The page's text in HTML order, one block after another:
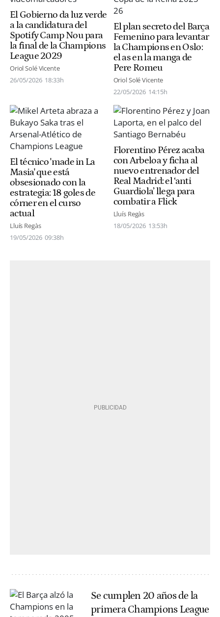
El Gobierno da luz verde
a la candidatura del
Spotify Camp Nou para
la final de la Champions
League 2029
Oriol Solé Vicente
26/05/2026 18:33h
El plan secreto del Barça
Femenino para levantar
la Champions en Oslo:
el as en la manga de
Pere Romeu
Oriol Solé Vicente
22/05/2026 14:15h
El técnico 'made in La
Masia' que está
obsesionado con la
estrategia: 18 goles de
córner en el curso
actual
Lluís Regàs
19/05/2026 09:38h
Florentino Pérez acaba
con Arbeloa y ficha al
nuevo entrenador del
Real Madrid: el ‘anti
Guardiola’ llega para
combatir a Flick
Lluís Regàs
18/05/2026 13:53h
Se cumplen 20 años de la
primera Champions League